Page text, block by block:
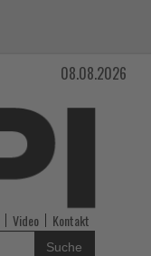
08.08.2026
Video Kontakt
Suche